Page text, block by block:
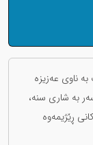
هاووڵاتییەک بە ناوی عەزیزە
بە شاری سنە،
ڕێژیمەوە